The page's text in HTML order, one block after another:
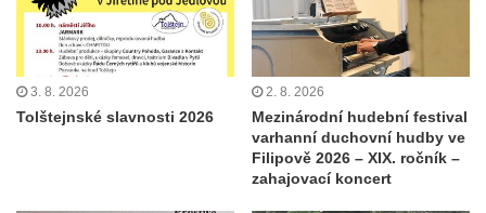
3. 8. 2026
Tolštejnské slavnosti 2026
2. 8. 2026
Mezinárodní hudební festival
varhanní duchovní hudby ve
Filipově 2026 – XIX. ročník –
zahajovací koncert